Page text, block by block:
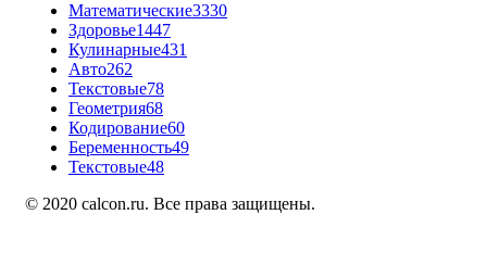
Математические3330
Здоровье1447
Кулинарные431
Авто262
Текстовые78
Геометрия68
Кодирование60
Беременность49
Текстовые48
© 2020 calcon.ru. Все права защищены.